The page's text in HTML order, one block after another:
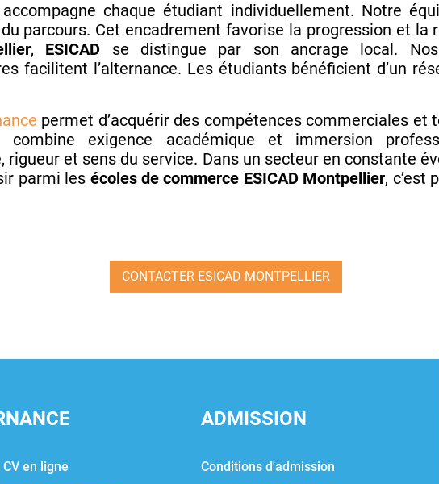
chaque étudiant individuellement. Notre
parcours. Cet encadrement favorise la progression et la
, ESICAD se distingue par son ancrage local.
facilitent l’alternance. Les étudiants bénéficient d’un
permet d’acquérir des compétences commerciales et
exigence académique et immersion
rigueur et sens du service. Dans un secteur en constante
parmi les écoles de commerce ESICAD Montpellier, c’est
CONTACTER ESICAD MONTPELLIER
CV en ligne
ADMISSION
Conditions d'admission